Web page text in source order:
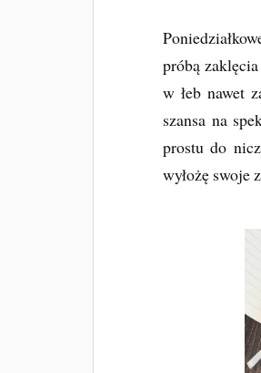
próbą
w łeb nawet
szansa na
prostu do
wyłożę swoje